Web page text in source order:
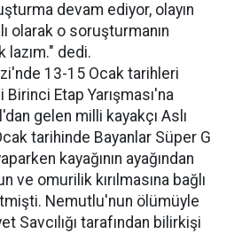
devam ediyor, olayın
olarak o soruşturmanın
dedi.
13-15 Ocak tarihleri
Etap Yarışması'na
gelen milli kayakçı Aslı
tarihinde Bayanlar Süper G
kayağının ayağından
ve omurilik kırılmasına bağlı
Nemutlu'nun ölümüyle
Savcılığı tarafından bilirkişi